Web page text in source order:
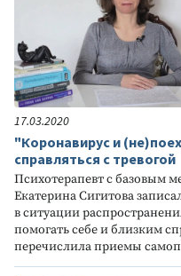
17.03.2020
"Коронавирус и
справляться с тревогой
Психотерапевт с базовым
Екатерина Сигитова
в ситуации
помогать себе и близким
перечислила приемы